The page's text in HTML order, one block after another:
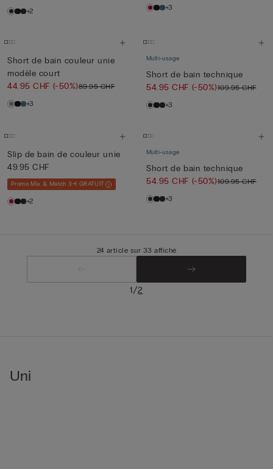
+2 +3
Short de bain couleur unie
modèle court
44.95 CHF (-50%)89.95 CHF
+3
Multi-usage
Short de bain technique
54.95 CHF (-50%)109.95 CHF
+3
Slip de bain de couleur unie
49.95 CHF
Promo Mix & Match 3+1 GRATUIT
+2
Multi-usage
Short de bain technique
54.95 CHF (-50%)109.95 CHF
+3
24 article sur 33 affiché
1/2
Uni